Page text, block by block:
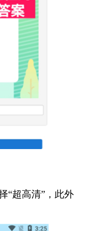
“超高清”，此外